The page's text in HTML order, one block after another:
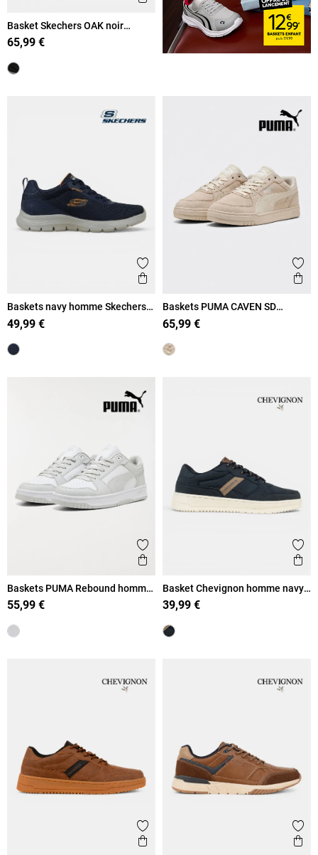
Basket Skechers OAK noir
homme (41-45)
65,99 €
Ajouter aux favoris
Aperçu rapide
Baskets navy homme Skechers
(41-46)
49,99 €
Baskets PUMA CAVEN SD
homme (40-45)
65,99 €
Ajouter aux favoris
Aperçu rapide
Baskets PUMA Rebound homme
(41-46)
55,99 €
Basket Chevignon homme navy
(41-46)
39,99 €
Ajouter aux favoris
Aperçu rapide